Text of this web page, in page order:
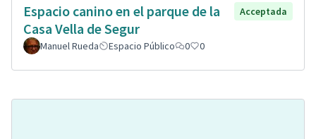
Espacio canino en el parque de la
Casa Vella de Segur
Acceptada
Manuel Rueda Espacio Público 0 0